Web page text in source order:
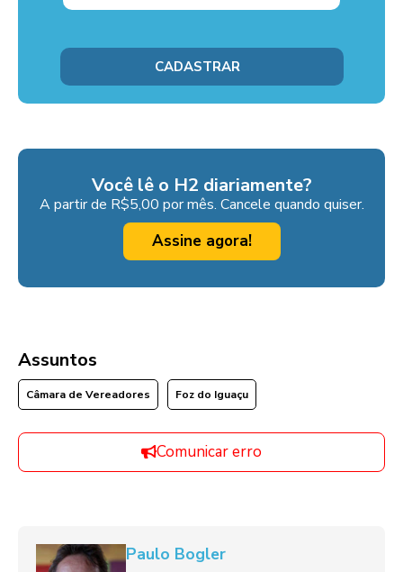
Você lê o H2 diariamente?
A partir de R$5,00 por mês. Cancele quando quiser.
Assine agora!
Assuntos
Câmara de Vereadores Foz do Iguaçu
Comunicar erro
Paulo Bogler